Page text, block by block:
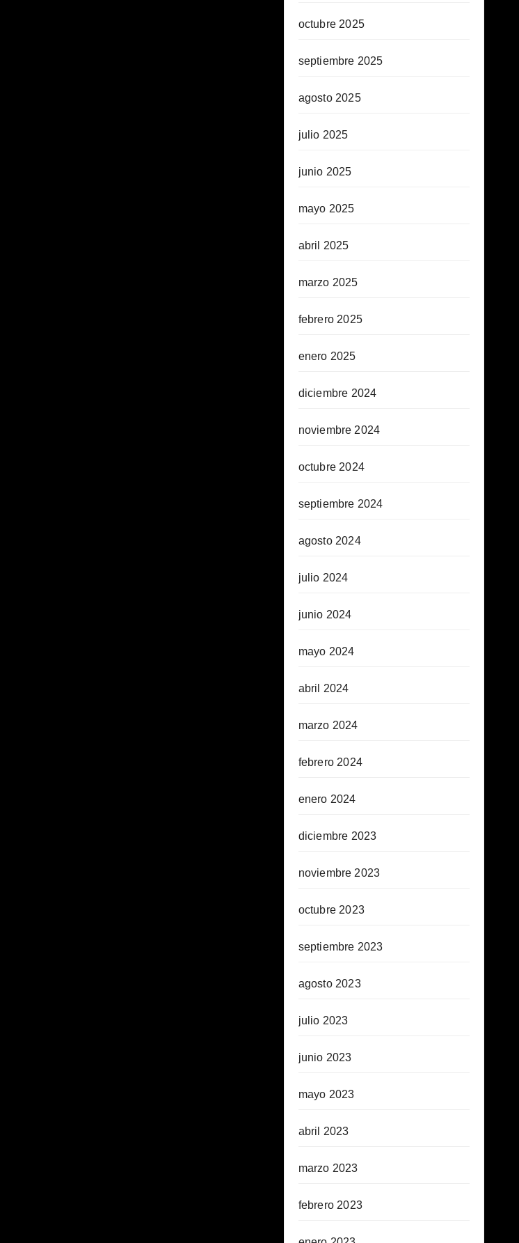
octubre 2025
septiembre 2025
agosto 2025
julio 2025
junio 2025
mayo 2025
abril 2025
marzo 2025
febrero 2025
enero 2025
diciembre 2024
noviembre 2024
octubre 2024
septiembre 2024
agosto 2024
julio 2024
junio 2024
mayo 2024
abril 2024
marzo 2024
febrero 2024
enero 2024
diciembre 2023
noviembre 2023
octubre 2023
septiembre 2023
agosto 2023
julio 2023
junio 2023
mayo 2023
abril 2023
marzo 2023
febrero 2023